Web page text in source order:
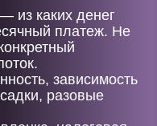
— из каких денег
платеж. Не
зависимость
разовые